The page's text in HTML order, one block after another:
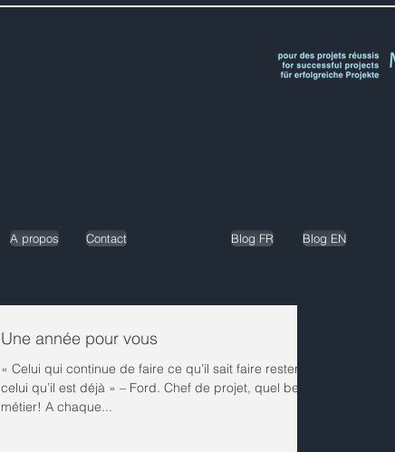
A propos Contact Blog FR Blog EN
Une année pour vous
« Celui qui continue de faire ce qu’il sait faire restera
celui qu’il est déjà » – Ford. Chef de projet, quel beau
métier! A chaque...